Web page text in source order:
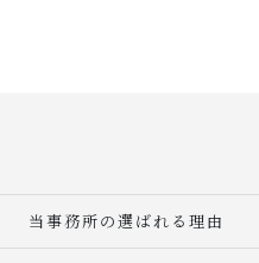
当事務所の選ばれる理由